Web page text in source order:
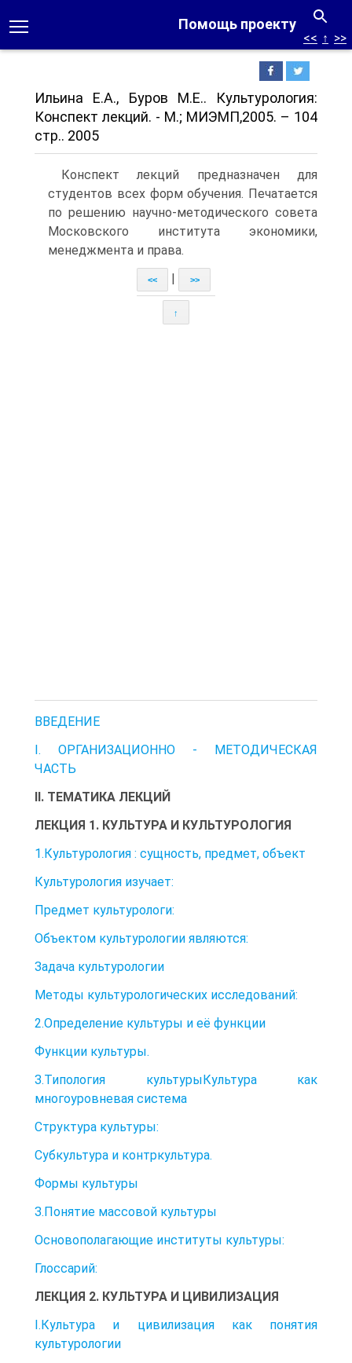
Помощь проекту
<< ↑ >>
Ильина Е.А., Буров М.Е.. Культурология:
Конспект лекций. - М.; МИЭМП,2005. – 104
стр.. 2005
Конспект лекций предназначен для
студентов всех форм обучения. Печатается
по решению научно-методического совета
Московского института экономики,
менеджмента и права.
<< >>
↑
ВВЕДЕНИЕ
I. ОРГАНИЗАЦИОННО - МЕТОДИЧЕСКАЯ
ЧАСТЬ
II. ТЕМАТИКА ЛЕКЦИЙ
ЛЕКЦИЯ 1. КУЛЬТУРА И КУЛЬТУРОЛОГИЯ
1.Культурология : сущность, предмет, объект
Культурология изучает:
Предмет культурологи:
Объектом культурологии являются:
Задача культурологии
Методы культурологических исследований:
2.Определение культуры и её функции
Функции культуры.
З.Типология культурыКультура как
многоуровневая система
Структура культуры:
Субкультура и контркультура.
Формы культуры
З.Понятие массовой культуры
Основополагающие институты культуры:
Глоссарий:
ЛЕКЦИЯ 2. КУЛЬТУРА И ЦИВИЛИЗАЦИЯ
І.Культура и цивилизация как понятия
культурологии